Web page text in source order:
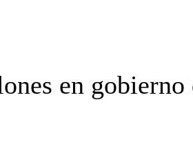
en gobierno